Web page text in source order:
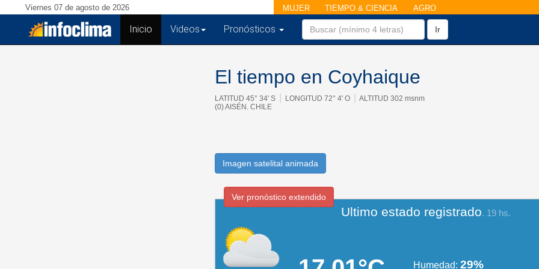
Viernes 07 de agosto de 2026 MUJER TIEMPO & CIENCIA AGRO
Inicio (current)
Videos Pronósticos Ir
El tiempo en Coyhaique
LATITUD 45° 34' S LONGITUD 72° 4' O
ALTITUD 302 msnm
(0) AISÉN. CHILE
Imagen satelital animada
Ver pronóstico extendido
Ultimo estado registrado. 19 hs.
Humedad: 29%